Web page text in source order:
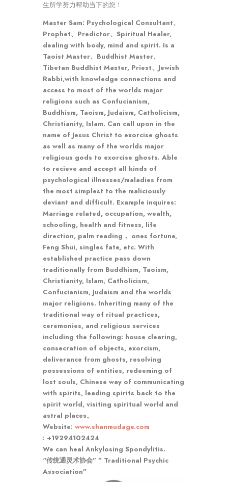
生所学努力帮助当下的您！
Master Sam: Psychological Consultant、
Prophet、Predictor、Spiritual Healer,
dealing with body, mind and spirit. Is a
Taoist Master、Buddhist Master、
Tibetan Buddhist Master, Priest、Jewish
Rabbi,with knowledge connections and
access to most of the worlds major
religions such as Confucianism,
Buddhism, Taoism, Judaism, Catholicism,
Christianity, Islam. Can call upon in the
name of Jesus Christ to exorcise ghosts
as well as many of the worlds major
religious gods to exorcise ghosts. Able
to recieve and accept all kinds of
psychological illnesses/maladies from
the most simplest to the maliciously
deviant and difficult. Example inquires:
Marriage related, occupation, wealth,
schooling, health and fitness, life
direction, palm reading， ones fortune,
Feng Shui, singles fate, etc. With
established practice pass down
traditionally from Buddhism, Taoism,
Christianity, Islam, Catholicism,
Confucianism, Judaism and the worlds
major religions. Inheriting many of the
traditional way of ritual practices,
ceremonies, and religious services
including the following: house clearing,
consecration of objects, exorcism,
deliverance from ghosts, resolving
possessions of entities, redeeming of
lost souls, Chinese way of communicating
with spirits, leading spirits back to the
spirit world, visiting spiritual world and
astral places。
Website: www.shanmudage.com
: +19294102424
We can heal Ankylosing Spondylitis.
“传统通灵术协会” ” Traditional Psychic
Association”